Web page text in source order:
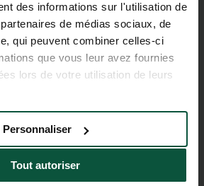
des informations sur l'utilisation de
de médias sociaux, de
qui peuvent combiner celles-ci
que vous leur avez fournies
lors de votre utilisation de leurs
Tout autoriser
Personnaliser